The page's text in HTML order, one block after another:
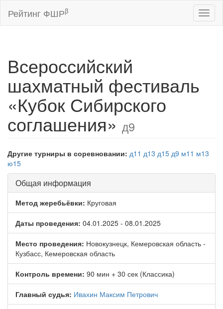
Рейтинг ФШРβ
Всероссийский
шахматный фестиваль
«Кубок Сибирского
соглашения» д9
Другие турниры в соревновании: д11 д13 д15 д9 м11 м13
ю15
Общая информация
Метод жеребьёвки: Круговая
Даты проведения: 04.01.2025 - 08.01.2025
Место проведения: Новокузнецк, Кемеровская область -
Кузбасс, Кемеровская область
Контроль времени: 90 мин + 30 сек (Классика)
Главный судья: Ивахин Максим Петрович